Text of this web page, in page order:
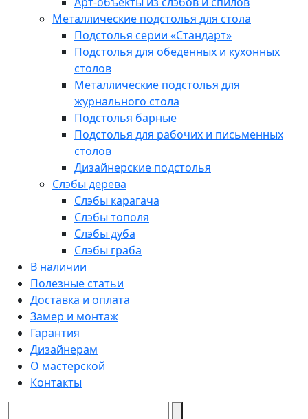
Металлические подстолья для стола
Подстолья серии «Стандарт»
Подстолья для обеденных и кухонных
столов
Металлические подстолья для
журнального стола
Подстолья барные
Подстолья для рабочих и письменных
столов
Дизайнерские подстолья
Слэбы дерева
Слэбы карагача
Слэбы тополя
Слэбы дуба
Слэбы граба
В наличии
Полезные статьи
Доставка и оплата
Замер и монтаж
Гарантия
Дизайнерам
О мастерской
Контакты